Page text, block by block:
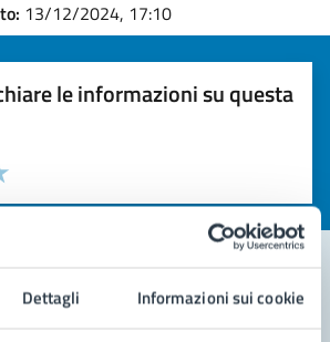
Dettagli Informazioni sui cookie
13/12/2024, 17:10
le informazioni su questa
informazioni (da 1 a 5 stelle)
di stelle per valutare la chiarezza delle
5 stelle su 5
4 stelle su 5
su 5
su 5